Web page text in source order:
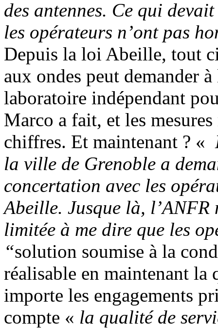
des antennes. Ce qui
les opérateurs n’ont pas
Depuis la loi Abeille, tout
aux ondes peut demander
laboratoire indépendant
Marco a fait, et les
chiffres. Et maintenant ? «
la ville de Grenoble a
concertation avec les
Abeille. Jusque là, l’ANFR
limitée à me dire que les
“solution soumise à la
réalisable en maintenant la
importe les engagements
compte « la qualité de